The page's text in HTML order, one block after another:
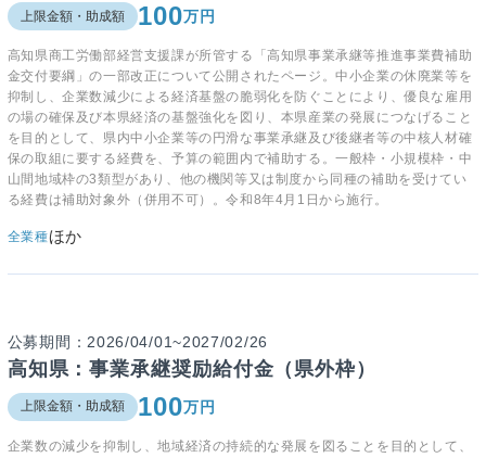
上限金額・助成額 100万円
高知県商工労働部経営支援課が所管する「高知県事業承継等推進事業費補助
金交付要綱」の一部改正について公開されたページ。中小企業の休廃業等を
抑制し、企業数減少による経済基盤の脆弱化を防ぐことにより、優良な雇用
の場の確保及び本県経済の基盤強化を図り、本県産業の発展につなげること
を目的として、県内中小企業等の円滑な事業承継及び後継者等の中核人材確
保の取組に要する経費を、予算の範囲内で補助する。一般枠・小規模枠・中
山間地域枠の3類型があり、他の機関等又は制度から同種の補助を受けてい
る経費は補助対象外（併用不可）。令和8年4月1日から施行。
全業種ほか
公募期間：2026/04/01~2027/02/26
高知県：事業承継奨励給付金（県外枠）
上限金額・助成額 100万円
企業数の減少を抑制し、地域経済の持続的な発展を図ることを目的として、